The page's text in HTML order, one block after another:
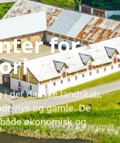
for
det danske landskab,
nye og gamle. De
økonomisk og